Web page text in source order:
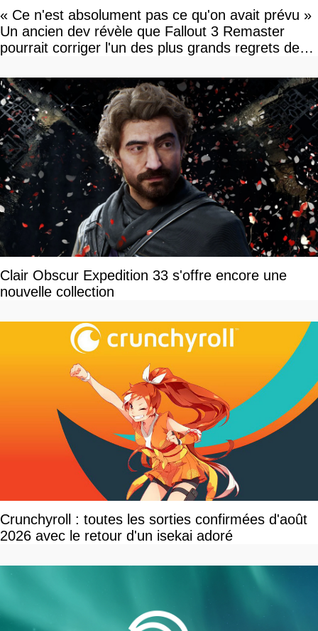
« Ce n'est absolument pas ce qu'on avait prévu »
Un ancien dev révèle que Fallout 3 Remaster
pourrait corriger l'un des plus grands regrets de
Clair Obscur Expedition 33 s'offre encore une
nouvelle collection
Crunchyroll : toutes les sorties confirmées d'août
2026 avec le retour d'un isekai adoré